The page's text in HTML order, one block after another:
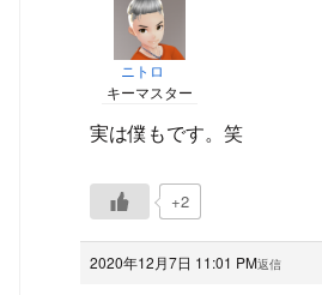
ニトロ
キーマスター
実は僕もです。笑
+2
2020年12月7日 11:01 PM返信